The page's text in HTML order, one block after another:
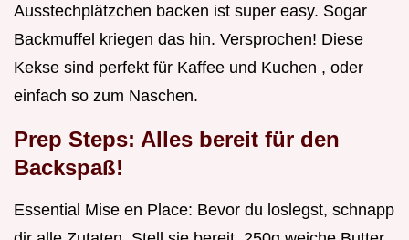
Ausstechplätzchen backen ist super easy. Sogar
Backmuffel kriegen das hin. Versprochen! Diese
Kekse sind perfekt für Kaffee und Kuchen , oder
einfach so zum Naschen.
Prep Steps: Alles bereit für den
Backspaß!
Essential Mise en Place: Bevor du loslegst, schnapp